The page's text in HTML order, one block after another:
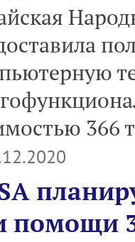
366
помощи